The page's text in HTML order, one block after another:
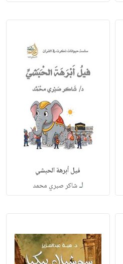
فيل أبرهة الحبشي
لـشاكر صبري محمد